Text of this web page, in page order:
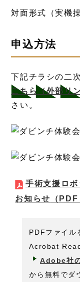
対面形式（実機操
申込方法
下記チラシの二
こちら （外部リ
さい。
手術支援ロ
お知らせ
（
PDFファイル
Acrobat
Adobe社
から無料でダ